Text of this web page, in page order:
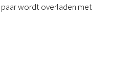
wordt overladen met